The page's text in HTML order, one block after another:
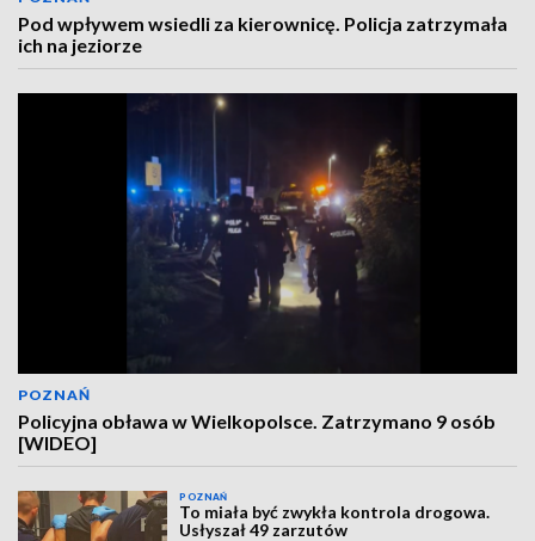
Pod wpływem wsiedli za kierownicę. Policja zatrzymała
ich na jeziorze
POZNAŃ
Policyjna obława w Wielkopolsce. Zatrzymano 9 osób
[WIDEO]
POZNAŃ
To miała być zwykła kontrola drogowa.
Usłyszał 49 zarzutów